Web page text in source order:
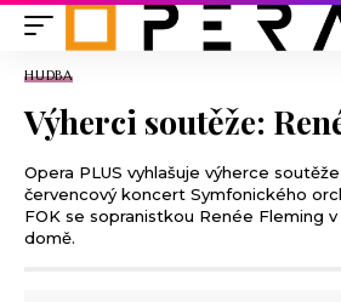
HUDBA
Výherci soutěže:
Opera PLUS vyhlašuje výherce
červencový koncert Symfonického
FOK se sopranistkou Renée Fleming
domě.